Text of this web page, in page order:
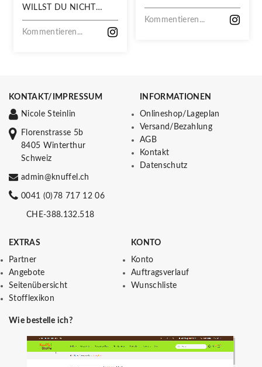
WILLST DU NICHT
VERPASSEN!
Kommentieren...
Kommentieren...
KONTAKT/IMPRESSUM
Nicole Steinlin
Florenstrasse 5b
8405 Winterthur
Schweiz
admin@knuffel.ch
0041 (0)78 717 12 06
CHE-388.132.518
INFORMATIONEN
Onlineshop/Lageplan
Versand/Bezahlung
AGB
Kontakt
Datenschutz
EXTRAS
Partner
Angebote
Seitenübersicht
Stofflexikon
KONTO
Konto
Auftragsverlauf
Wunschliste
Wie bestelle ich?